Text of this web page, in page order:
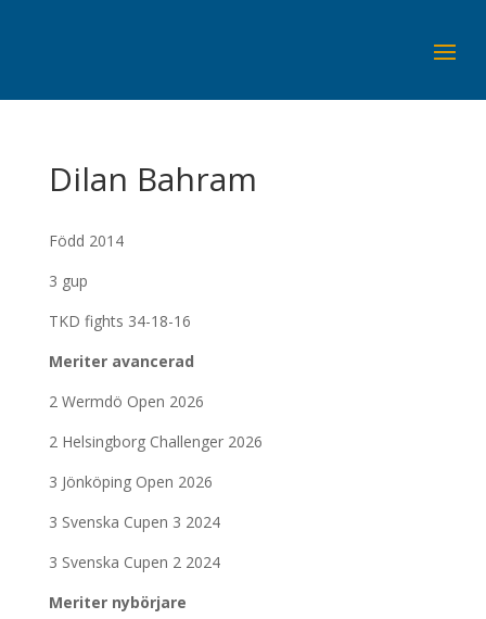
Dilan Bahram
Född 2014
3 gup
TKD fights 34-18-16
Meriter avancerad
2 Wermdö Open 2026
2 Helsingborg Challenger 2026
3 Jönköping Open 2026
3 Svenska Cupen 3 2024
3 Svenska Cupen 2 2024
Meriter nybörjare